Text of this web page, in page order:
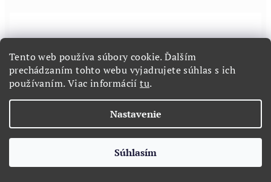
Tento web používa súbory cookie. Ďalším
prechádzaním tohto webu vyjadrujete súhlas s ich
používaním. Viac informáciítu.
Nastavenie
Súhlasím